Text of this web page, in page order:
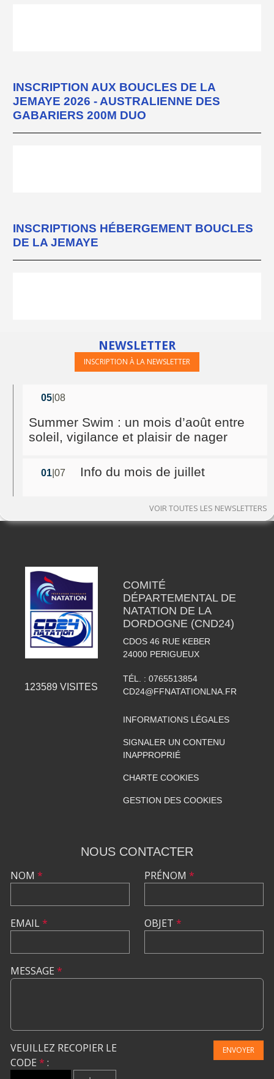
INSCRIPTION AUX BOUCLES DE LA
JEMAYE 2026 - AUSTRALIENNE DES
GABARIERS 200M DUO
INSCRIPTIONS HÉBERGEMENT BOUCLES
DE LA JEMAYE
NEWSLETTER
INSCRIPTION À LA NEWSLETTER
05 |08
Summer Swim : un mois d’août entre
soleil, vigilance et plaisir de nager
01 |07 Info du mois de juillet
VOIR TOUTES LES NEWSLETTERS
123589 VISITES
COMITÉ
DÉPARTEMENTAL DE
NATATION DE LA
DORDOGNE (CND24)
CDOS 46 RUE KEBER
24000 PERIGUEUX
TÉL. : 0765513854
CD24@FFNATATIONLNA.FR
INFORMATIONS LÉGALES
SIGNALER UN CONTENU
INAPPROPRIÉ
CHARTE COOKIES
GESTION DES COOKIES
NOUS CONTACTER
NOM *
EMAIL*
PRÉNOM *
OBJET *
MESSAGE *
VEUILLEZ RECOPIER LE
CODE * :
ENVOYER